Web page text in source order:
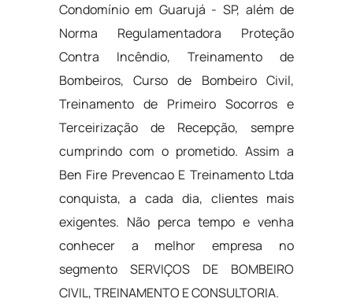
Condomínio em Guarujá - SP, além de
Norma Regulamentadora Proteção
Contra Incêndio, Treinamento de
Bombeiros, Curso de Bombeiro Civil,
Treinamento de Primeiro Socorros e
Terceirização de Recepção, sempre
cumprindo com o prometido. Assim a
Ben Fire Prevencao E Treinamento Ltda
conquista, a cada dia, clientes mais
exigentes. Não perca tempo e venha
conhecer a melhor empresa no
segmento SERVIÇOS DE BOMBEIRO
CIVIL, TREINAMENTO E CONSULTORIA.